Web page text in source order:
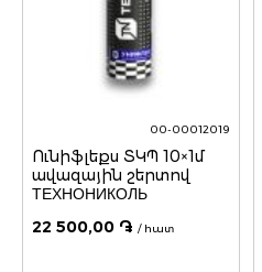
00-00012019
Ունիֆլեքս ՏԿՊ 10×1մ
ավազային շերտով
ТЕХНОНИКОЛЬ
22 500,00 ֏ / հատ